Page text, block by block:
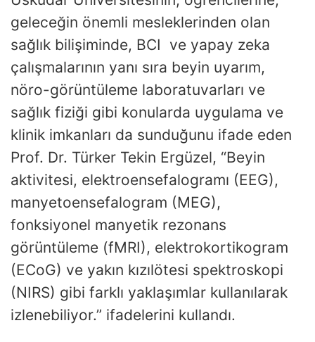
geleceğin önemli mesleklerinden olan
sağlık bilişiminde, BCI ve yapay zeka
çalışmalarının yanı sıra beyin uyarım,
nöro-görüntüleme laboratuvarları ve
sağlık fiziği gibi konularda uygulama ve
klinik imkanları da sunduğunu ifade eden
Prof. Dr. Türker Tekin Ergüzel, “Beyin
aktivitesi, elektroensefalogramı (EEG),
manyetoensefalogram (MEG),
fonksiyonel manyetik rezonans
görüntüleme (fMRI), elektrokortikogram
(ECoG) ve yakın kızılötesi spektroskopi
(NIRS) gibi farklı yaklaşımlar kullanılarak
izlenebiliyor.” ifadelerini kullandı.